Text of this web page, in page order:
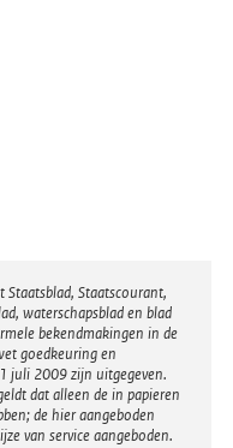
Staatscourant,
waterschapsblad en blad
bekendmakingen in de
goedkeuring en
juli 2009 zijn uitgegeven.
dat alleen de in papieren
de hier aangeboden
van service aangeboden.